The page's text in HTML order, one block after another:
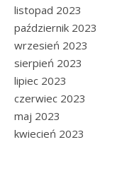
listopad 2023
październik 2023
wrzesień 2023
sierpień 2023
lipiec 2023
czerwiec 2023
maj 2023
kwiecień 2023